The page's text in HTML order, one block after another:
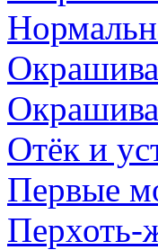
Отёк и
Первые
Перхоть-